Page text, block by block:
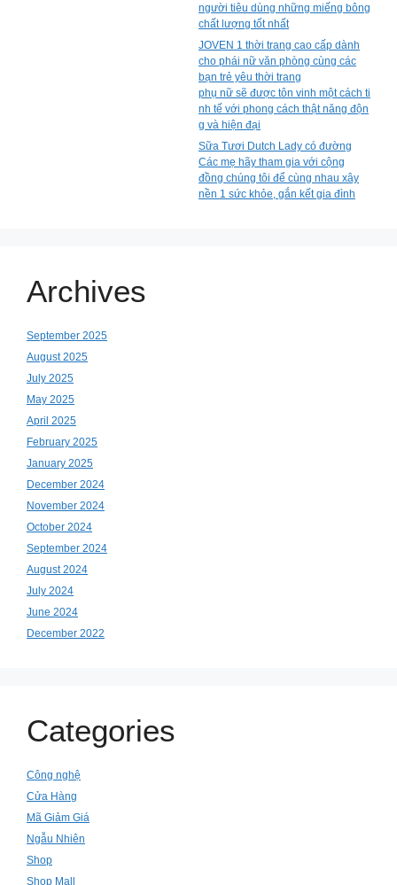
người tiêu dùng những miếng bông
chất lượng tốt nhất
JOVEN 1 thời trang cao cấp dành
cho phái nữ văn phòng cùng các
bạn trẻ yêu thời trang
phụ nữ sẽ được tôn vinh một cách ti
nh tế với phong cách thật năng độn
g và hiện đại
Sữa Tươi Dutch Lady có đường
Các mẹ hãy tham gia với cộng
đồng chúng tôi để cùng nhau xây
nền 1 sức khỏe, gắn kết gia đình
Archives
September 2025
August 2025
July 2025
May 2025
April 2025
February 2025
January 2025
December 2024
November 2024
October 2024
September 2024
August 2024
July 2024
June 2024
December 2022
Categories
Công nghệ
Cửa Hàng
Mã Giảm Giá
Ngẫu Nhiên
Shop
Shop Mall